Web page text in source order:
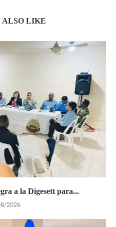
ALSO LIKE
a la Digesett para...
2026